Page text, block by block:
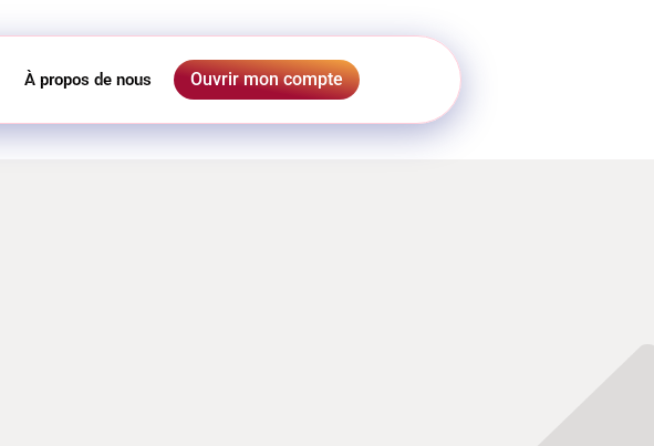
À propos de nous Ouvrir mon compte